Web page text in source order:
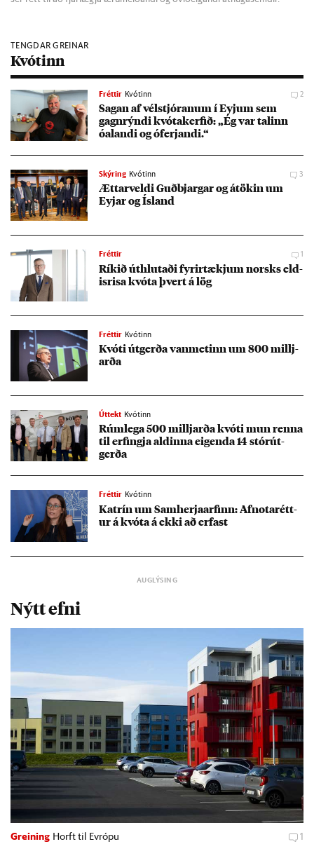
TENGDAR GREINAR
Kvótinn
Fréttir Kvótinn 2
Sag­an af vél­stjór­an­um í Eyj­um sem
gagn­rýndi kvóta­kerf­ið: „Ég var tal­inn
óalandi og óferj­andi.“
Skýring Kvótinn 3
Ætt­ar­veldi Guð­bjarg­ar og átök­in um
Eyj­ar og Ís­land
Fréttir 1
Rík­ið út­hlut­aði fyr­ir­tækj­um norsks eld­
isrisa kvóta þvert á lög
Fréttir Kvótinn
Kvóti út­gerða van­met­inn um 800 millj­
arða
Úttekt Kvótinn
Rúm­lega 500 millj­arða kvóti mun renna
til erf­ingja ald­inna eig­enda 14 stór­út­
gerða
Fréttir Kvótinn
Katrín um Sam­herja­arf­inn: Af­nota­rétt­
ur á kvóta á ekki að erf­ast
Nýtt efni
Greining Horft til Evrópu 1